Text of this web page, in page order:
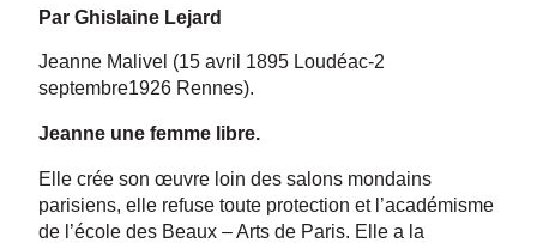
Par Ghislaine Lejard
Jeanne Malivel (15 avril 1895 Loudéac-2
septembre1926 Rennes).
Jeanne une femme libre.
Elle crée son œuvre loin des salons mondains
parisiens, elle refuse toute protection et l’académisme
de l’école des Beaux – Arts de Paris. Elle a la